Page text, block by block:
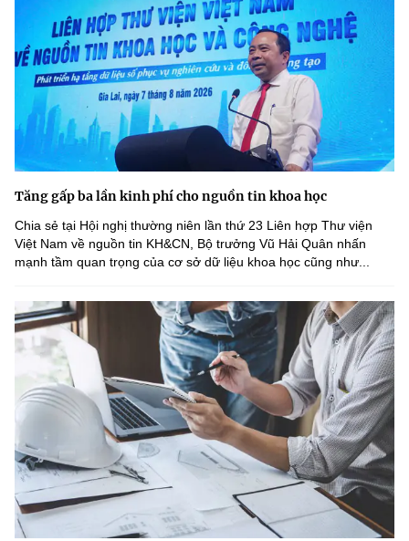
Tăng gấp ba lần kinh phí cho nguồn tin khoa học
Chia sẻ tại Hội nghị thường niên lần thứ 23 Liên hợp Thư viện
Việt Nam về nguồn tin KH&CN, Bộ trưởng Vũ Hải Quân nhấn
mạnh tầm quan trọng của cơ sở dữ liệu khoa học cũng như...